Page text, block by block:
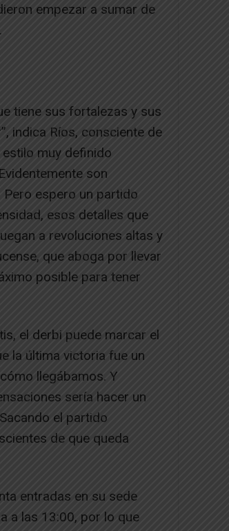
empezar a sumar de
tiene sus fortalezas y sus
indica Ríos, consciente de
muy definido
son
espero un partido
esos detalles que
a revoluciones altas y
que aboga por llevar
posible para tener
el derbi puede marcar el
la última victoria fue un
llegábamos. Y
sería hacer un
el partido
de que queda
entradas en su sede
a las 13:00, por lo que